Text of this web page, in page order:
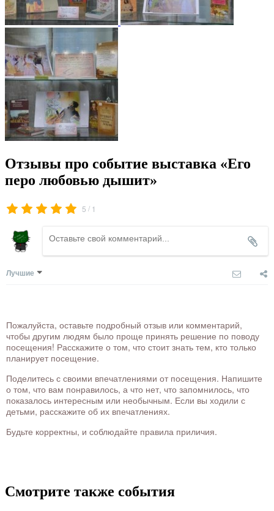
Отзывы про событие выставка «Его
перо любовью дышит»
5 / 1
Лучшие
Пожалуйста, оставьте подробный отзыв или комментарий,
чтобы другим людям было проще принять решение по поводу
посещения! Расскажите о том, что стоит знать тем, кто только
планирует посещение.
Поделитесь с своими впечатлениями от посещения. Напишите
о том, что вам понравилось, а что нет, что запомнилось, что
показалось интересным или необычным. Если вы ходили с
детьми, расскажите об их впечатлениях.
Будьте корректны, и соблюдайте правила приличия.
Смотрите также события